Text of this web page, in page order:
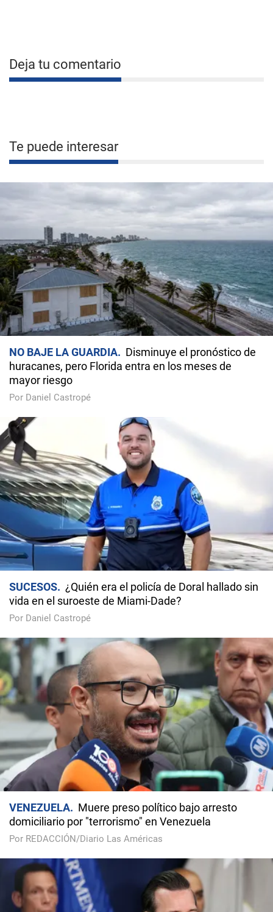
Deja tu comentario
Te puede interesar
NO BAJE LA GUARDIA
Disminuye el pronóstico de
huracanes, pero Florida entra en los meses de
mayor riesgo
Por Daniel Castropé
SUCESOS
¿Quién era el policía de Doral hallado sin
vida en el suroeste de Miami-Dade?
Por Daniel Castropé
VENEZUELA
Muere preso político bajo arresto
domiciliario por "terrorismo" en Venezuela
Por REDACCIÓN/Diario Las Américas